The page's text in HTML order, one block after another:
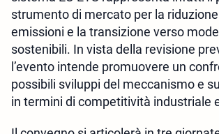
strumento di mercato per la
emissioni e la transizione verso
sostenibili. In vista della revisione
l’evento intende promuovere un
possibili sviluppi del meccanismo e
in termini di competitività industriale